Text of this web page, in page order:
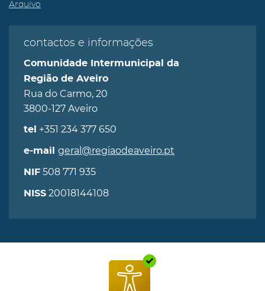
Arquivo
contactos e informações
Comunidade Intermunicipal da
Região de Aveiro
Rua do Carmo, 20
3800-127 Aveiro
tel +351 234 377 650
e-mail geral@regiaodeaveiro.pt
NIF 508 771 935
NISS 20018144108